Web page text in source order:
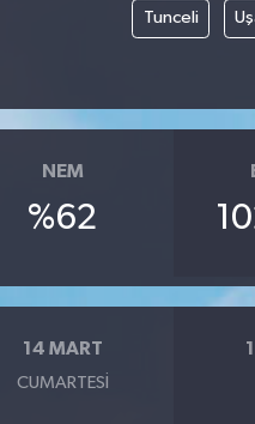
Tunceli
NEM
%62
14 MART
CUMARTESI